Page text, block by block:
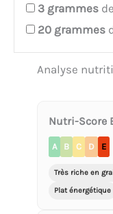
3 grammes
20 grammes
Analyse
Nutri-Score
A B C D E
Très riche en
Plat énergétique